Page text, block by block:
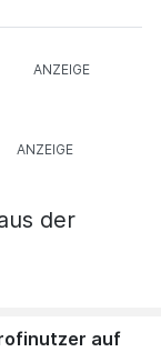
der
auf